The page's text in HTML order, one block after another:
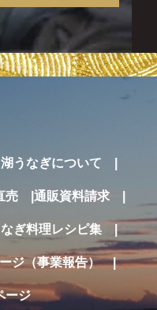
うなぎについて
売 通販資料請求
ぎ料理レシピ集
ジ（事業報告）
ージ